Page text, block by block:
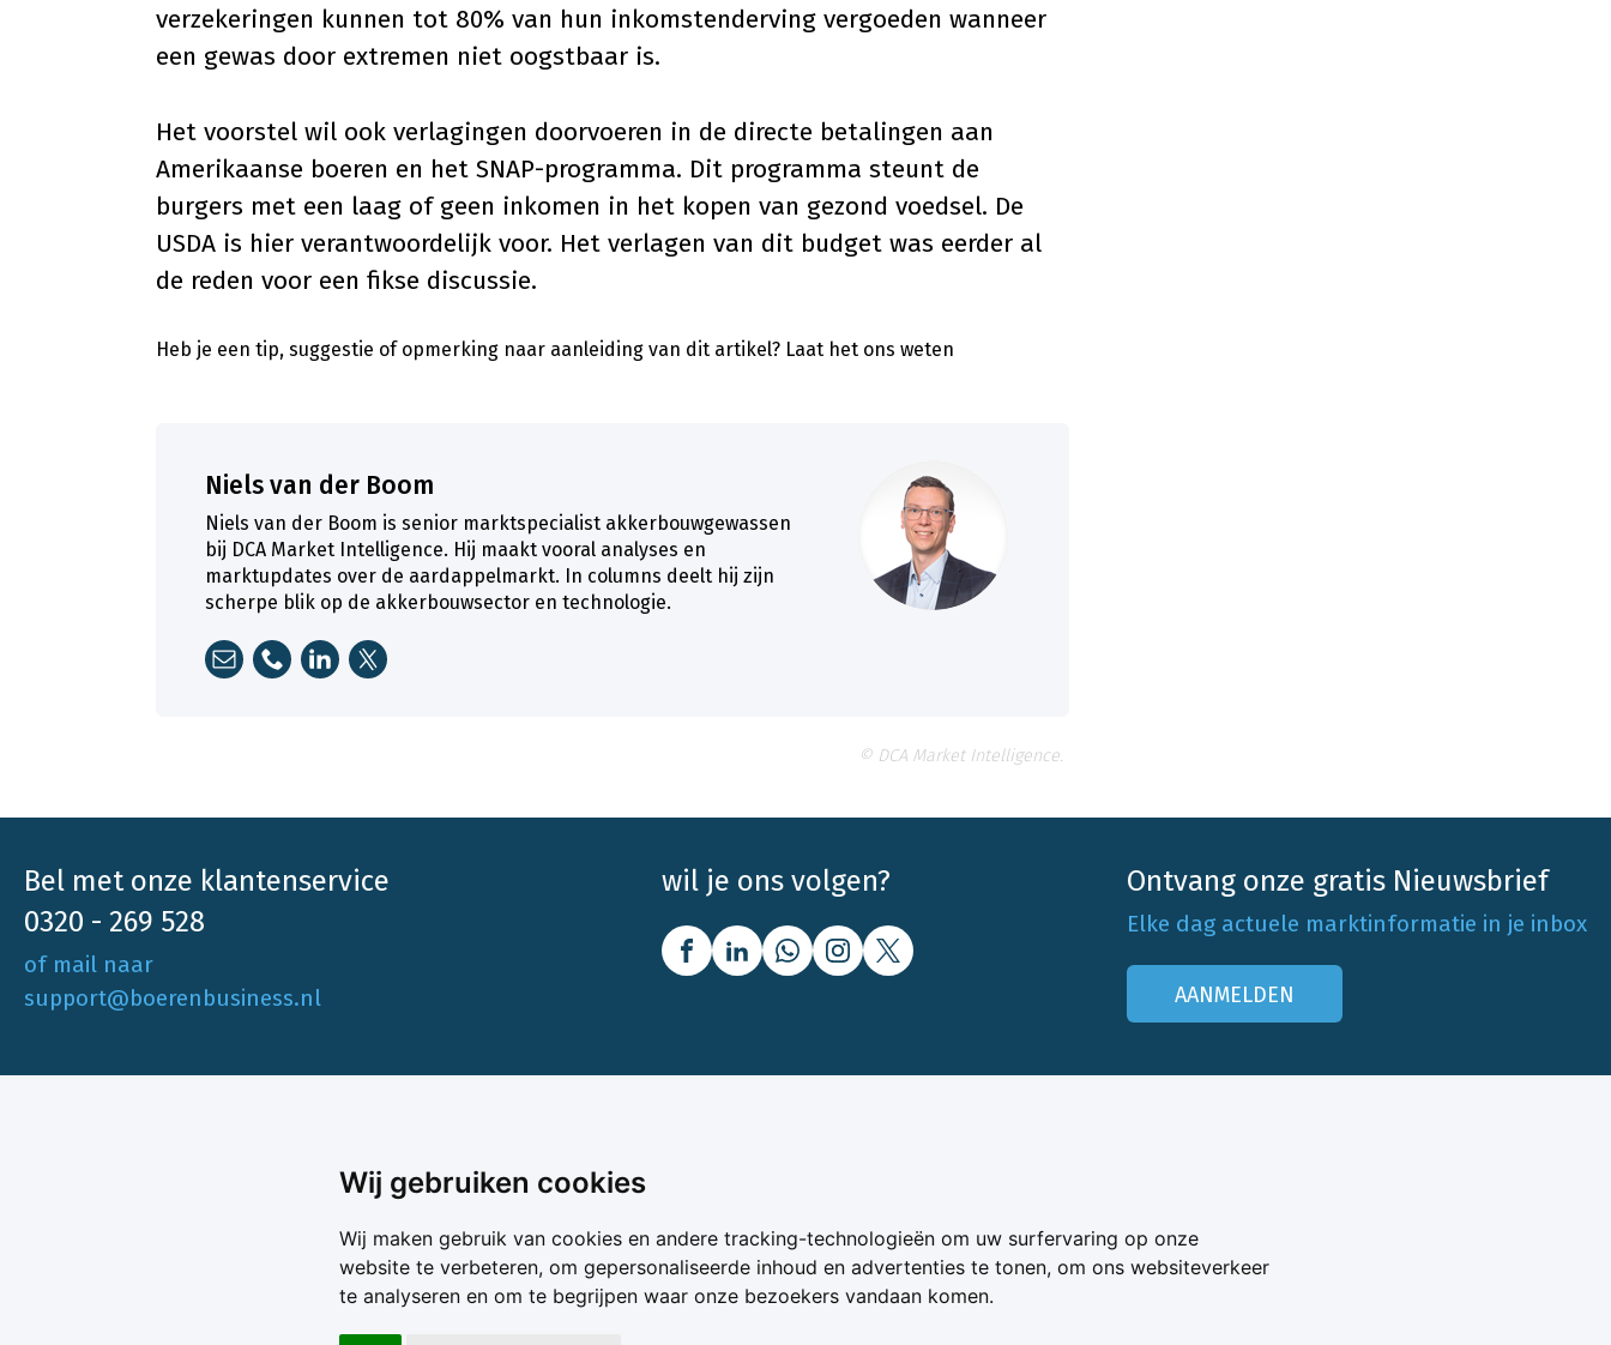
Wij gebruiken cookies
Wij maken gebruik van cookies en andere tracking-technologieën om uw surfervaring op onze
website te verbeteren, om gepersonaliseerde inhoud en advertenties te tonen, om ons websiteverkeer
te analyseren en om te begrijpen waar onze bezoekers vandaan komen.
verzekeringen kunnen tot 80% van hun inkomstenderving vergoeden wanneer
een gewas door extremen niet oogstbaar is.
Het voorstel wil ook verlagingen doorvoeren in de directe betalingen aan
Amerikaanse boeren en het SNAP-programma. Dit programma steunt de
burgers met een laag of geen inkomen in het kopen van gezond voedsel. De
USDA is hier verantwoordelijk voor. Het verlagen van dit budget was eerder al
de reden voor een fikse discussie.
Heb je een tip, suggestie of opmerking naar aanleiding van dit artikel? Laat het ons weten
Niels van der Boom
Niels van der Boom is senior marktspecialist akkerbouwgewassen
bij DCA Market Intelligence. Hij maakt vooral analyses en
marktupdates over de aardappelmarkt. In columns deelt hij zijn
scherpe blik op de akkerbouwsector en technologie.
© DCA Market Intelligence.
Bel met onze klantenservice
0320 - 269 528
of mail naar
support@boerenbusiness.nl
wil je ons volgen? Ontvang onze gratis Nieuwsbrief
Elke dag actuele marktinformatie in je inbox
AANMELDEN
Boerenbusiness is je partner op het gebied
van onafhankelijke en betrouwbare
marktinformatie en -data. Elke dag opnieuw
Ons aanbod
Melk & Voer
Melkprijsvergelijker
Varkens & Voer
Bedrijfsabonnementen
Mijn Boerenbusiness
Werken bij Boerenbusiness
Adverteren